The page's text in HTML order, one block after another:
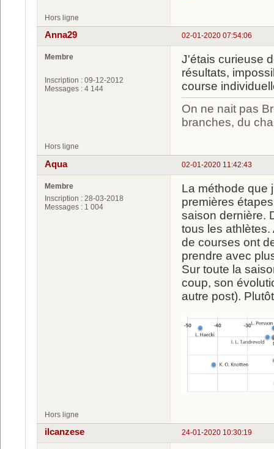
Hors ligne
02-01-2020 07:54:06
Anna29
Membre
Inscription : 09-12-2012
Messages : 4 144
J'étais curieuse
résultats,
course
On ne nait pas
branches, du
Hors ligne
02-01-2020 11:42:43
Aqua
Membre
Inscription : 28-03-2018
Messages : 1 004
La méthode que
premières
saison dernière.
tous les
de courses ont
prendre avec
Sur toute la
coup, son
autre post).
Hors ligne
24-01-2020 10:30:19
ilcanzese